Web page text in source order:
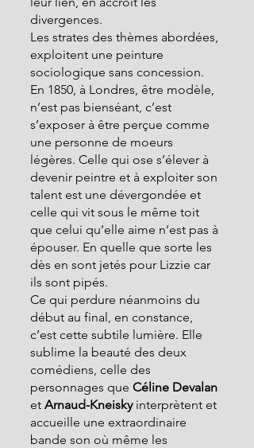
divergences.
Les strates des thèmes abordées,
exploitent une peinture
sociologique sans concession.
En 1850, à Londres, être modèle,
n’est pas bienséant, c’est
s’exposer à être perçue comme
une personne de moeurs
légères. Celle qui ose s’élever à
devenir peintre et à exploiter son
talent est une dévergondée et
celle qui vit sous le même toit
que celui qu’elle aime n’est pas à
épouser. En quelle que sorte les
dès en sont jetés pour Lizzie car
ils sont pipés.
Ce qui perdure néanmoins du
début au final, en constance,
c’est cette subtile lumière. Elle
sublime la beauté des deux
comédiens, celle des
personnages que Céline Devalan
et Arnaud-Kneisky interprètent et
accueille une extraordinaire
bande son où même les